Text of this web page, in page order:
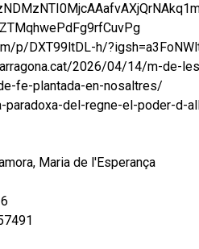
p/DXT99ltDL-h/
2026/04/14/m-de-
fe-plantada-en-nosaltres/
paradoxa-del-regne-el-poder-d-
Maria de l'Esperança